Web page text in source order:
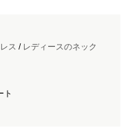
ス / レディースのネック
ト